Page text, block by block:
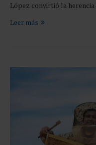
López convirtió la
Leer más